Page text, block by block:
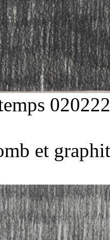
020222
et